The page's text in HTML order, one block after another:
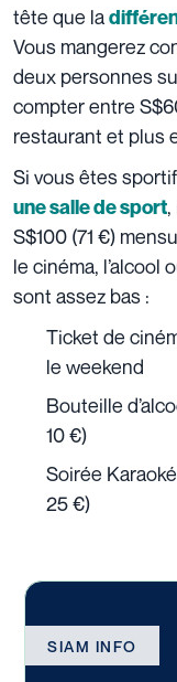
tête que la
Vous mangerez
deux personnes
compter entre
restaurant et plus
Si vous êtes
une salle de sport
S$100 (71 €)
le cinéma, l’alcool
sont assez bas :
Ticket de
le weekend
Bouteille
10 €)
Soirée
25 €)
SIAM INFO